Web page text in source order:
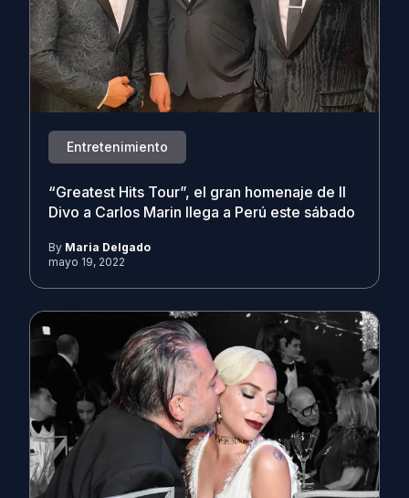
Entretenimiento
“Greatest Hits Tour”, el gran homenaje de Il
Divo a Carlos Marin llega a Perú este sábado
By Maria Delgado
mayo 19, 2022